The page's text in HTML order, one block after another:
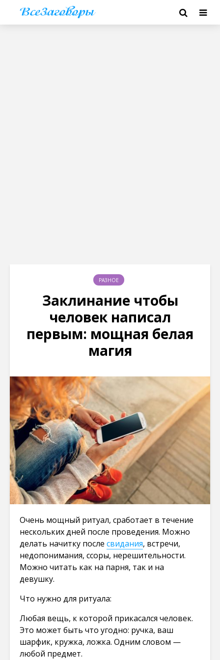
РАЗНОЕ
Заклинание чтобы
человек написал
первым: мощная белая
магия
Очень мощный ритуал, сработает в течение
нескольких дней после проведения. Можно
делать начитку после свидания, встречи,
недопонимания, ссоры, нерешительности.
Можно читать как на парня, так и на
девушку.
Что нужно для ритуала:
Любая вещь, к которой прикасался человек.
Это может быть что угодно: ручка, ваш
шарфик, кружка, ложка. Одним словом —
любой предмет.